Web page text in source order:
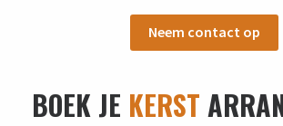
Neem contact op
BOEK JE KERST